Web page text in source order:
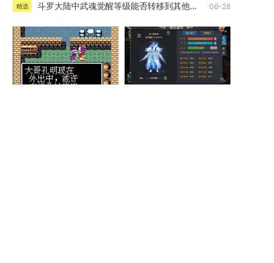
精选 斗罗大陆中武魂觉醒等级能否转移到其他角色 06-28